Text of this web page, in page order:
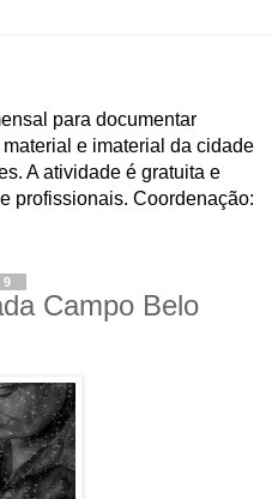
para documentar
e imaterial da cidade
A atividade é gratuita e
profissionais. Coordenação:
Campo Belo